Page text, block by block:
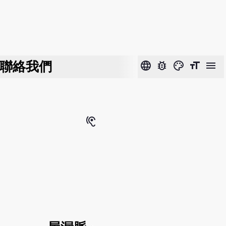
聯絡我們 language bug_report color_lens format_size menu
hearing